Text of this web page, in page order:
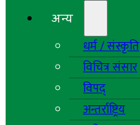
अन्य
धर्म / संस्कृति
विचित्र संसार
विपद्
अन्तर्राष्ट्रिय